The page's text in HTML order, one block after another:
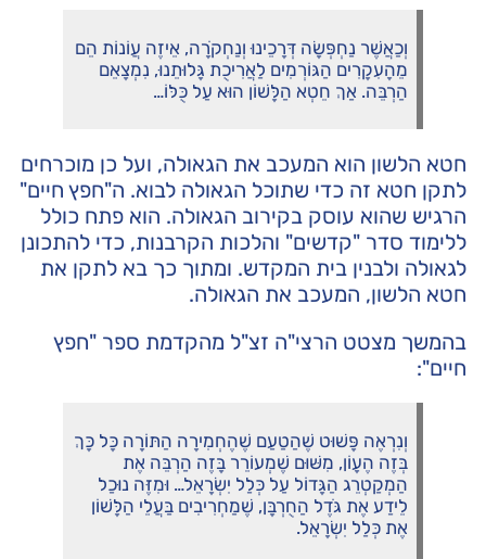
וְכַאֲשֶׁר נַחְפְּשָׂה דְּרָכֵינוּ וְנַחְקֹרָה, אֵיזֶה עֲוֹנוֹת הֵם
מֵהָעִקָרִים הַגּוֹרְמִים לַאֲרִיכֻת גָּלוּתֵנוּ, נִמְצָאֵם
הַרְבֵּה. אַךְ חֵטְא הַלָּשׁוֹן הוּא עַל כֻּלּוֹ…
חטא הלשון הוא המעכב את הגאולה, ועל כן מוכרחים
לתקן חטא זה כדי שתוכל הגאולה לבוא. ה"חפץ חיים"
הרגיש שהוא עוסק בקירוב הגאולה. הוא פתח כולל
ללימוד סדר "קדשים" והלכות הקרבנות, כדי להתכונן
לגאולה ולבנין בית המקדש. ומתוך כך בא לתקן את
חטא הלשון, המעכב את הגאולה.
בהמשך מצטט הרצי"ה זצ"ל מהקדמת ספר "חפץ
חיים":
וְנִרְאֶה פָּשׁוּט שֶׁהַטַעַם שֶׁהֶחְמִירָה הַתּוֹרָה כָּל כָּךְ
בְּזֶה הֶעָוֹן, מִשּׁוּם שֶׁמְעוֹרֵר בָּזֶה הַרְבֵּה אֶת
הַמְקַטְרֵג הַגָּדוֹל עַל כְּלַל יִשְׂרָאֵל… וּמִזֶּה נוּכַל
לֵידַע אֶת גֹּדֶל הַחֻרְבָּן, שֶׁמַחְרִיבִים בַּעֲלֵי הַלָּשׁוֹן
אֶת כְּלַל יִשְׂרָאֵל.